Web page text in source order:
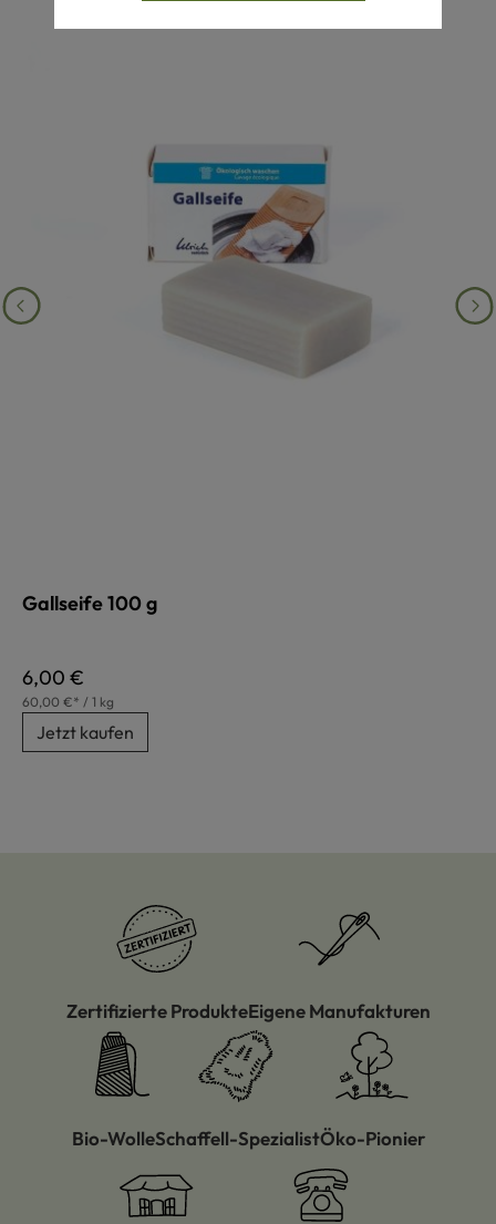
Gallseife 100 g
Regulärer Preis:
6,00 €
60,00 €* / 1 kg
Jetzt kaufen
Zertifizierte ProdukteEigene Manufakturen
Bio-WolleSchaffell-SpezialistÖko-Pionier